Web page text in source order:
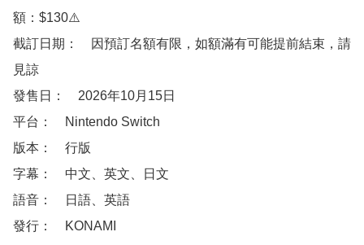
額：$130⚠️
截訂日期：　因預訂名額有限，如額滿有可能提前結束，請
見諒
發售日：　2026年10月15日
平台：　Nintendo Switch
版本：　行版
字幕：　中文、英文、日文
語音：　日語、英語
發行：　KONAMI